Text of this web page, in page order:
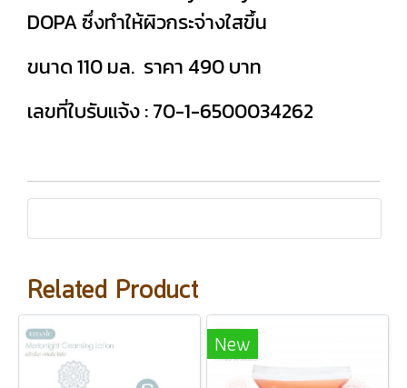
DOPA ซึ่งทำให้ผิวกระจ่างใสขึ้น
ขนาด 110 มล. ราคา 490 บาท
เลขที่ใบรับแจ้ง : 70-1-6500034262
Related Product
New